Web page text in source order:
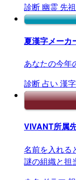
診断 幽霊 先祖
夏漢字メーカ
あなたの今年
診断 占い 漢字
VIVANT所属
名前を入れる
謎の組織と担